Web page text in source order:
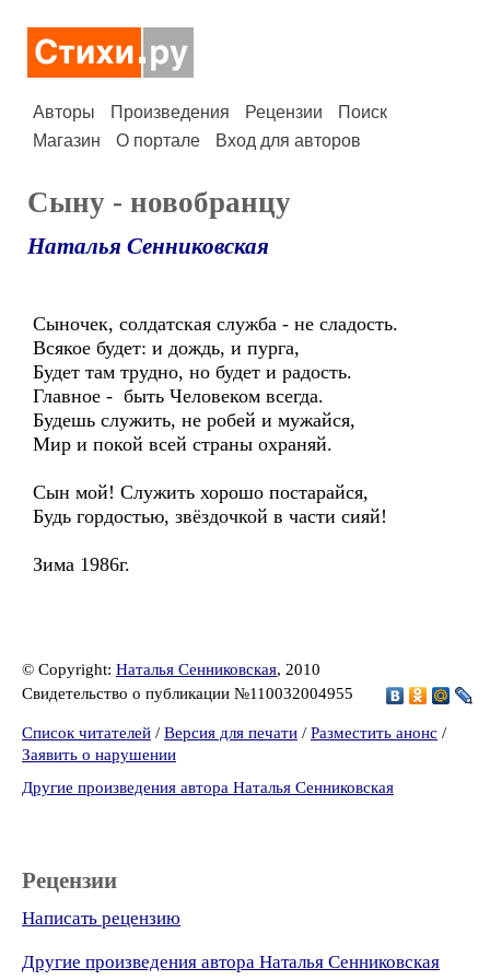
Авторы Произведения Рецензии
Поиск
Магазин
О портале Вход для авторов
Сыну - новобранцу
Наталья Сенниковская
Сыночек, солдатская служба - не сладость.
Всякое будет: и дождь, и пурга,
Будет там трудно, но будет и радость.
Главное - быть Человеком всегда.
Будешь служить, не робей и мужайся,
Мир и покой всей страны охраняй.
Сын мой! Служить хорошо постарайся,
Будь гордостью, звёздочкой в части сияй!
Зима 1986г.
© Copyright: Наталья Сенниковская, 2010
Свидетельство о публикации №110032004955
Список читателей / Версия для печати / Разместить анонс /
Заявить о нарушении
Другие произведения автора Наталья Сенниковская
Рецензии
Написать рецензию
Другие произведения автора Наталья Сенниковская